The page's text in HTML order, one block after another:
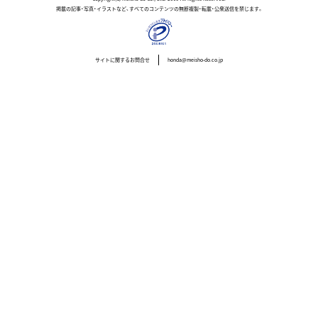
掲載の記事・写真・イラストなど、すべてのコンテンツの無断複製・転載・公衆送信を禁じます。
サイトに関するお問合せ honda@meisho-do.co.jp